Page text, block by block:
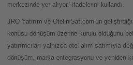
merkezinde yer alıyor.' ifadelerini kullandı.
JRO Yatırım ve OteliniSat.com'un
konusu dönüşüm üzerine kurulu olduğunu
yatırımcıları yalnızca otel alım-satımıyla
dönüşüm, marka entegrasyonu ve yeniden